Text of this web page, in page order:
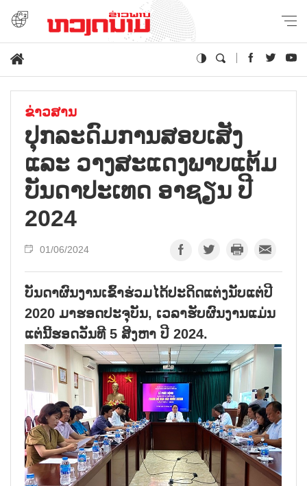
ຂ່າວສານ
ປຸກ​ລະ​ດົມ​ການ​ສອບ​ເສັງ
ແລະ ວາງ​ສະ​ແດງ​ພາບ​ແຕ້ມ​
ບັນ​ດາ​ປະ​ເທດ ອາ​ຊຽນ ປ​ີ
2024
01/06/2024
ບັນດາຜົນງານເຂົ້າຮ່ວມໄດ້ປະດິດແຕ່ງນັບແຕ່ປີ
2020 ມາຮອດປະຈຸບັນ, ເວລາຮັບຜົນງານແມ່ນ
ແຕ່ນີ້ຮອດວັນທີ 5 ສິງຫາ ປີ 2024.